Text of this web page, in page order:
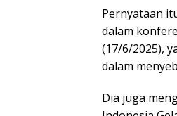
Pernyataan
dalam
(17/6/2025),
dalam
Dia juga